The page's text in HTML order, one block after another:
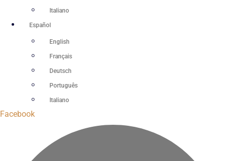
Italiano
Español
English
Français
Deutsch
Português
Italiano
Facebook